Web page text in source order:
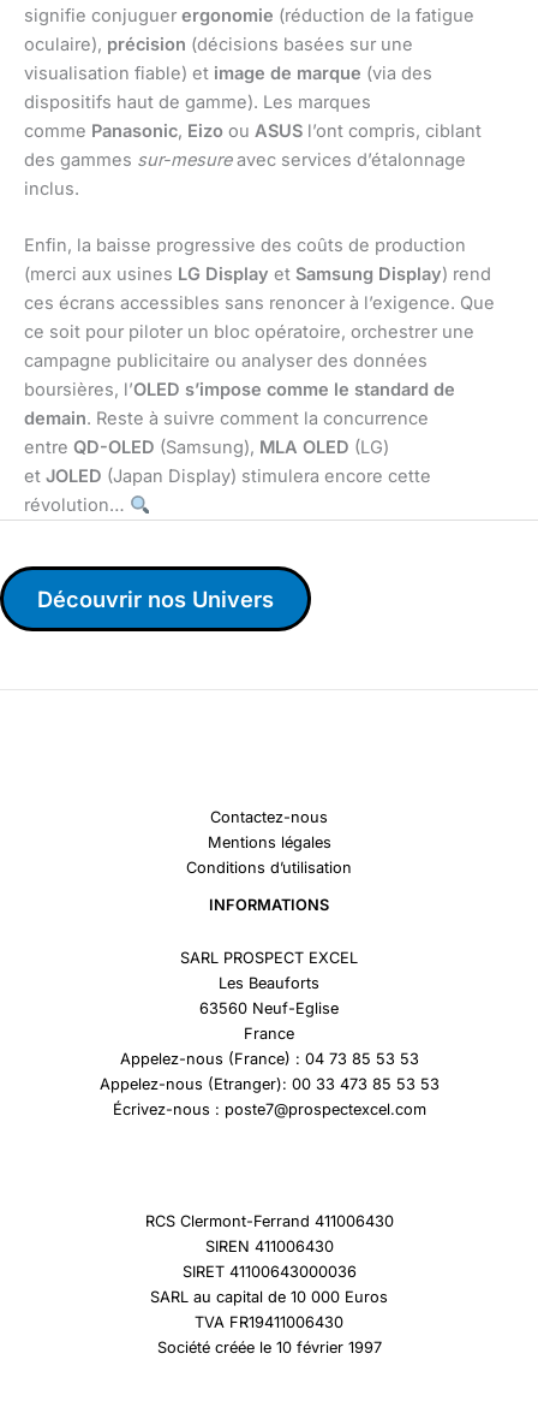
signifie conjuguer ergonomie (réduction de la fatigue
oculaire), précision (décisions basées sur une
visualisation fiable) et image de marque (via des
dispositifs haut de gamme). Les marques
comme Panasonic, Eizo ou ASUS l’ont compris, ciblant
des gammes sur-mesureavec services d’étalonnage
inclus.
Enfin, la baisse progressive des coûts de production
(merci aux usines LG Display et Samsung Display) rend
ces écrans accessibles sans renoncer à l’exigence. Que
ce soit pour piloter un bloc opératoire, orchestrer une
campagne publicitaire ou analyser des données
boursières, l’OLED s’impose comme le standard de
demain. Reste à suivre comment la concurrence
entre QD-OLED (Samsung), MLA OLED (LG)
et JOLED (Japan Display) stimulera encore cette
révolution…
Découvrir nos Univers
Contactez-nous
Mentions légales
Conditions d’utilisation
INFORMATIONS
SARL PROSPECT EXCEL
Les Beauforts
63560 Neuf-Eglise
France
Appelez-nous (France) : 04 73 85 53 53
Appelez-nous (Etranger): 00 33 473 85 53 53
Écrivez-nous : poste7@prospectexcel.com
RCS Clermont-Ferrand 411006430
SIREN 411006430
SIRET 41100643000036
SARL au capital de 10 000 Euros
TVA FR19411006430
Société créée le 10 février 1997